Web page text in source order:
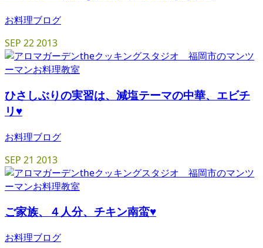
お料理ブログ
SEP 222013
ひさしぶりの実習は、減塩テーマの中華、エビチ
リ♥
お料理ブログ
SEP 21 2013
ご家族、４人分、チキン南蛮♥
お料理ブログ